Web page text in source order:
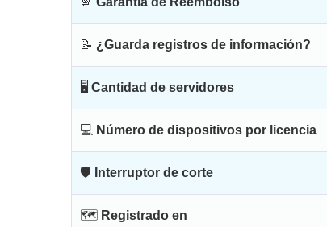
📝 ¿Guarda registros de información?
🖥 Cantidad de servidores
💻 Número de dispositivos por licencia
🛡 Interruptor de corte
🗺 Registrado en